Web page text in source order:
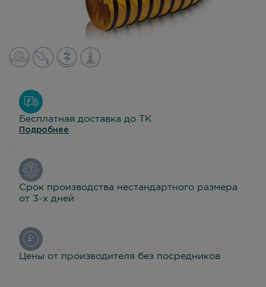
Бесплатная доставка до ТК
Подробнее
Срок производства нестандартного размера
от 3-х дней
Цены от производителя без посредников